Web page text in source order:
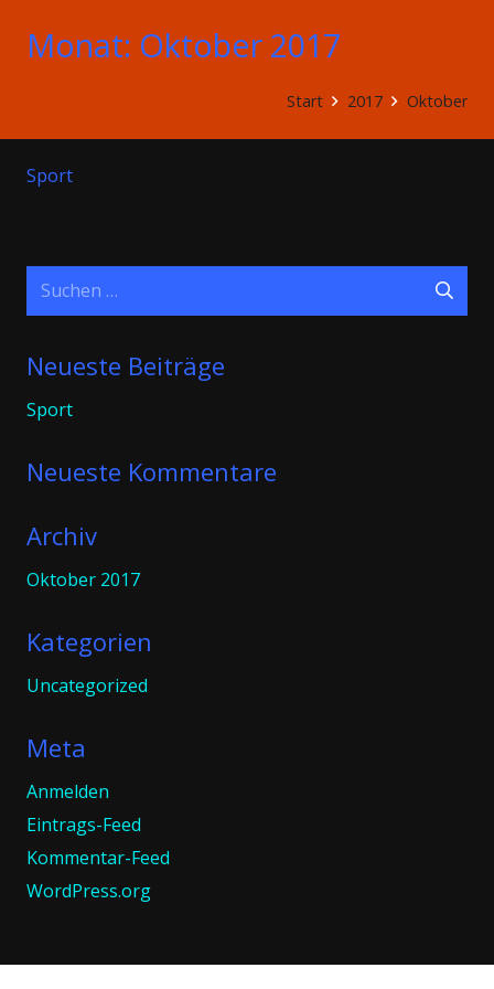
Monat: Oktober 2017
Start 2017 Oktober
Sport
Suchen
nach:
Neueste Beiträge
Sport
Neueste Kommentare
Archiv
Oktober 2017
Kategorien
Uncategorized
Meta
Anmelden
Eintrags-Feed
Kommentar-Feed
WordPress.org